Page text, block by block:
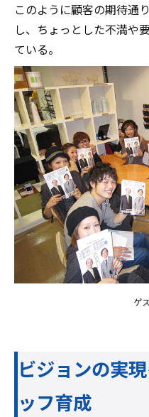
このように顧客の期待通
し、ちょっとした不満や
ている。
ゲ
ビジョンの実
ッフ育成